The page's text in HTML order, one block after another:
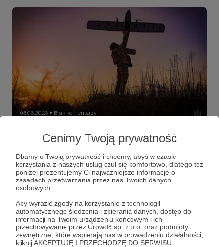
Cenimy Twoją prywatność
Dbamy o Twoją prywatność i chcemy, abyś w czasie
korzystania z naszych usług czuł się komfortowo, dlatego też
poniżej prezentujemy Ci najważniejsze informacje o
zasadach przetwarzania przez nas Twoich danych
osobowych.
Aby wyrazić zgody na korzystanie z technologii
automatycznego śledzenia i zbierania danych, dostęp do
informacji na Twoim urządzeniu końcowym i ich
przechowywanie przez Crowd8 sp. z o.o. oraz podmioty
zewnętrzne, które wspierają nas w prowadzeniu działalności,
kliknij AKCEPTUJĘ I PRZECHODZĘ DO SERWISU.
03.06.2026 ● Brak komentarzy
Na wojnie w Ukrainie nagrania z dronów pokazujące efekty
walk są wykorzystywane do oceny skuteczności
jednostek, które walczą na froncie. Sukcesy przelicza się
na punkty, np. zestrzelenie śmigłowca 100 punktów, a te
można wymienić na nowy sprzęt. Tak w uproszczeniu
wygląda eksperymentalny projekt, który łączy elementy
wojskowego systemu ocen, bazy danych i mechanizmów
motywacyjnych.
drony antydrony ePoints +5